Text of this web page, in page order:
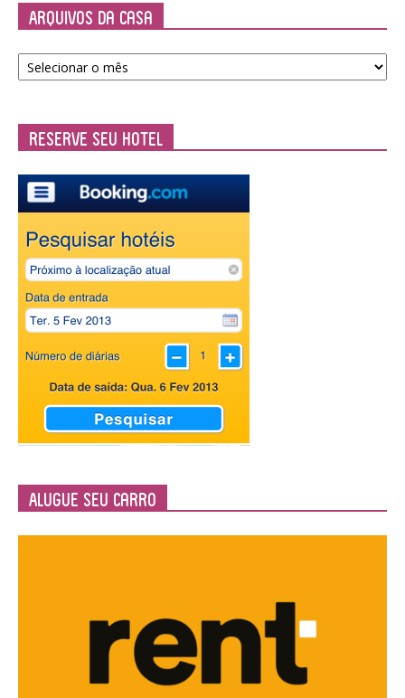
Arquivos da Casa
Arquivos
da
Reserve seu Hotel
Alugue seu Carro